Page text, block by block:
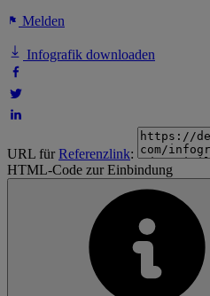
Melden
Infografik downloaden
URL fürReferenzlink:
HTML-Code zur Einbindung